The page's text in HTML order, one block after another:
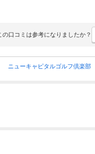
の口コミは参考になりましたか？
ニューキャピタルゴルフ倶楽